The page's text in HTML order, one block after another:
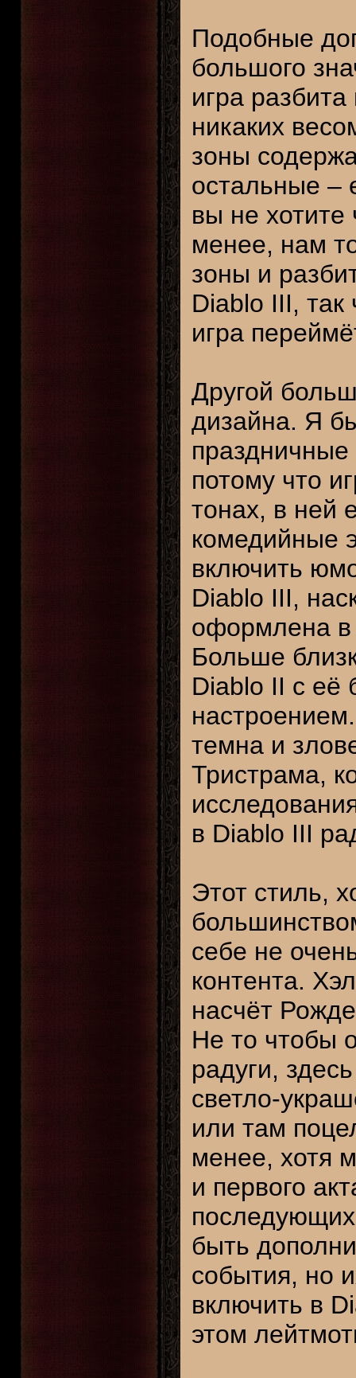
Подобные
большого
игра
никаких
зоны
остальные –
вы не хотите
менее, нам
зоны и
Diablo III,
игра
Другой
дизайна. Я
праздничные
потому что
тонах, в ней
комедийные
включить
Diablo III,
оформлена в
Больше
Diablo II с её
темна и
Тристрама,
в Diablo III
Этот стиль,
себе не
контента.
насчёт
Не то чтобы
радуги,
светло-
или там
менее, хотя
и первого
быть
события, но
включить в
этом